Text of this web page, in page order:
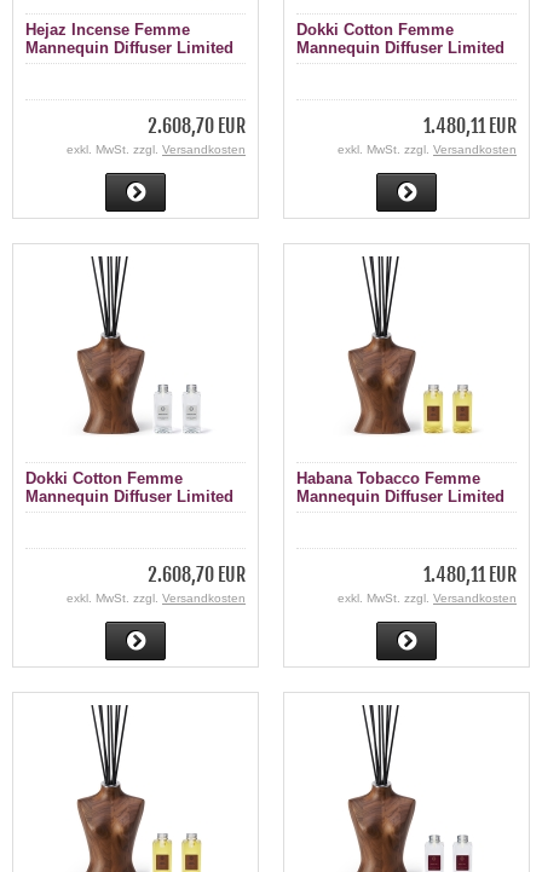
Hejaz Incense Femme
Mannequin Diffuser Limited
Edition 1000 ml
2.608,70 EUR
exkl. MwSt. zzgl. Versandkosten
Dokki Cotton Femme
Mannequin Diffuser Limited
Edition 200 ml
1.480,11 EUR
exkl. MwSt. zzgl. Versandkosten
Dokki Cotton Femme
Mannequin Diffuser Limited
Edition 1000 ml
2.608,70 EUR
exkl. MwSt. zzgl. Versandkosten
Habana Tobacco Femme
Mannequin Diffuser Limited
Edition 200 ml
1.480,11 EUR
exkl. MwSt. zzgl. Versandkosten